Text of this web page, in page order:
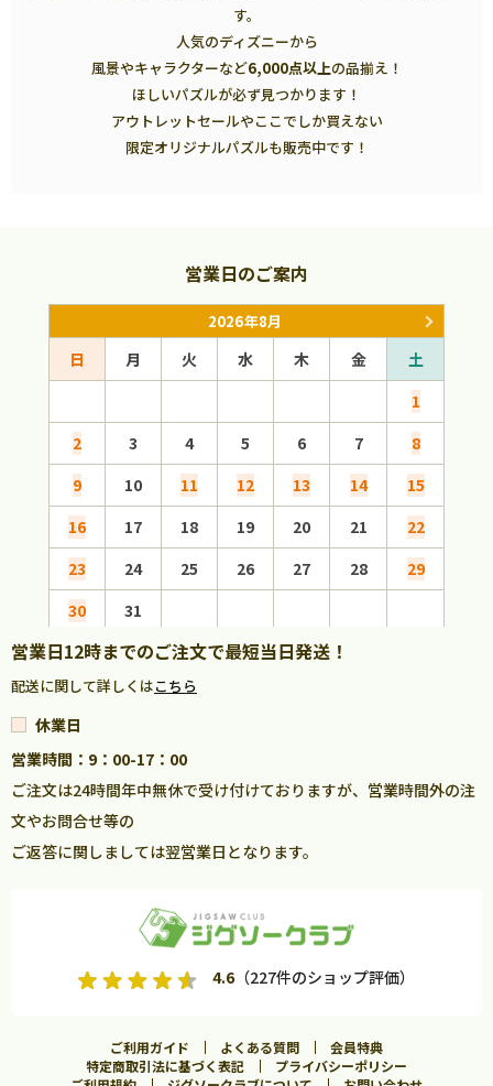
す。
人気のディズニーから
風景やキャラクターなど6,000点以上の品揃え！
ほしいパズルが必ず見つかります！
アウトレットセールやここでしか買えない
限定オリジナルパズルも販売中です！
営業日のご案内
2026年8月
日 月 火 水 木 金
土
1
2
3 4 5 6 7
8
9
10 11 12 13 14
15
16
17 18 19 20 21
22
23
24 25 26 27 28
29
30
31
営業日12時までのご注文で最短当日発送！
配送に関して詳しくはこちら
休業日
営業時間：9：00-17：00
ご注文は24時間年中無休で受け付けておりますが、営業時間外の注
文やお問合せ等の
ご返答に関しましては翌営業日となります。
4.6（227件のショップ評価）
ご利用ガイド よくある質問
会員特典
特定商取引法に基づく表記
プライバシーポリシー